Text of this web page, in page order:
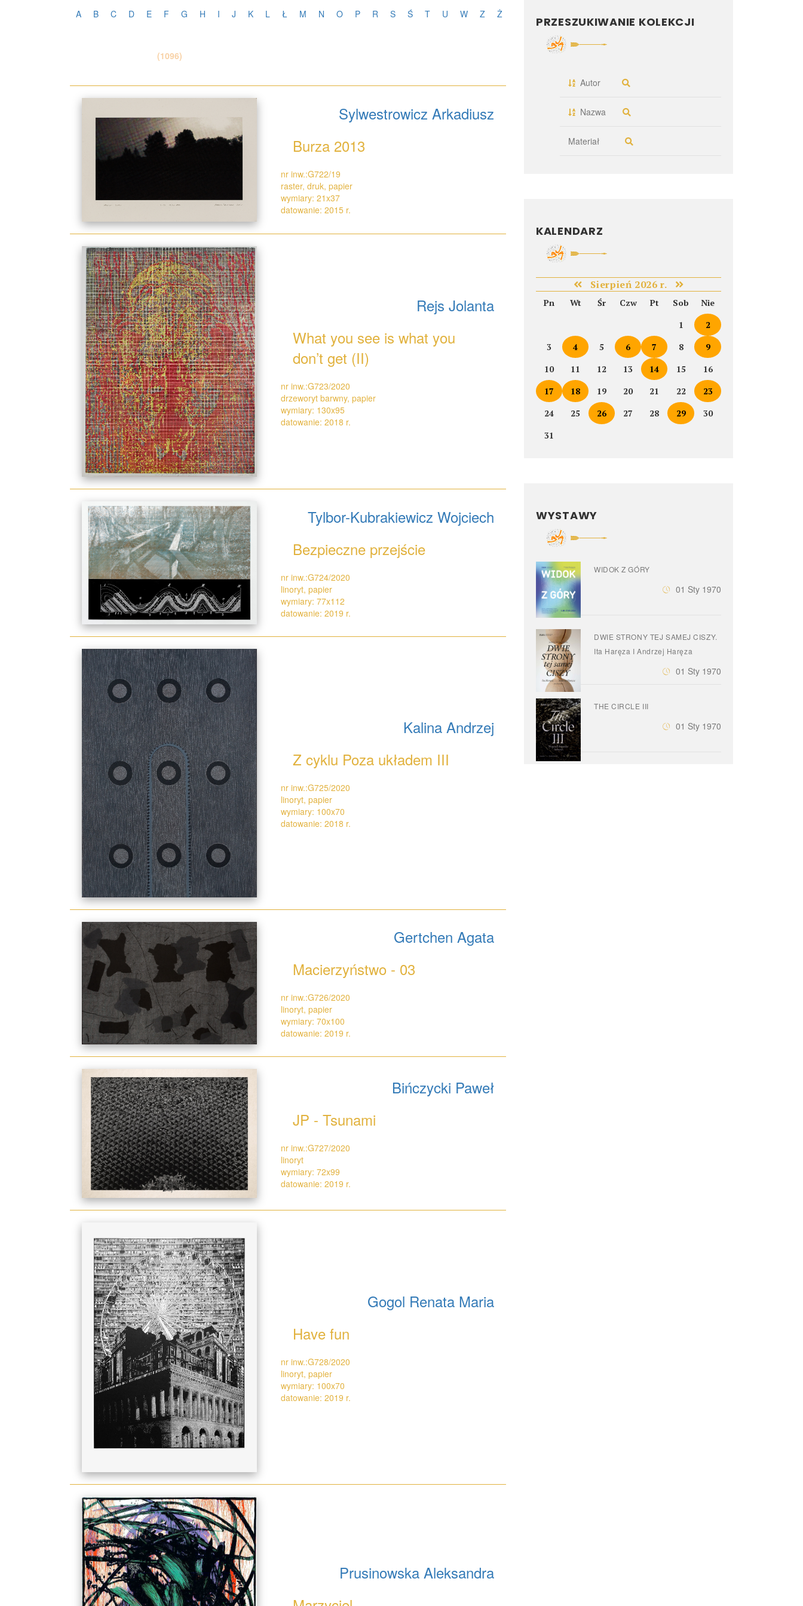
A B C D E F G H I J K L Ł M N O P R S Ś T U W Z Ż
(1096)
Sylwestrowicz Arkadiusz
Burza 2013
nr inw.:G722/19
raster, druk, papier
wymiary: 21x37
datowanie: 2015 r.
Rejs Jolanta
What you see is what you
don’t get (II)
nr inw.:G723/2020
drzeworyt barwny, papier
wymiary: 130x95
datowanie: 2018 r.
Tylbor-Kubrakiewicz Wojciech
Bezpieczne przejście
nr inw.:G724/2020
linoryt, papier
wymiary: 77x112
datowanie: 2019 r.
Kalina Andrzej
Z cyklu Poza układem III
nr inw.:G725/2020
linoryt, papier
wymiary: 100x70
datowanie: 2018 r.
Gertchen Agata
Macierzyństwo - 03
nr inw.:G726/2020
linoryt, papier
wymiary: 70x100
datowanie: 2019 r.
Bińczycki Paweł
JP - Tsunami
nr inw.:G727/2020
linoryt
wymiary: 72x99
datowanie: 2019 r.
Gogol Renata Maria
Have fun
nr inw.:G728/2020
linoryt, papier
wymiary: 100x70
datowanie: 2019 r.
Prusinowska Aleksandra
PRZESZUKIWANIE KOLEKCJI
Autor
Nazwa
Materiał
KALENDARZ
Sierpień 2026 r.
Pn Wt Śr Czw Pt Sob
Nie
1
2
3
4 5 6 7 8
9
10
11 12 13 14 15
16
17
18 19 20 21 22
23
24
25 26 27 28 29
30
31
WYSTAWY
WIDOK Z GÓRY
01 Sty 1970
DWIE STRONY TEJ SAMEJ CISZY.
Ita Haręza I Andrzej Haręza
01 Sty 1970
THE CIRCLE III
01 Sty 1970